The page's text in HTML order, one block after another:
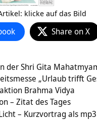
klicke auf das Bild
Share on X
der Shri Gita
„Urlaub trifft
Brahma Vidya
– Zitat des Tages
– Kurzvortrag als